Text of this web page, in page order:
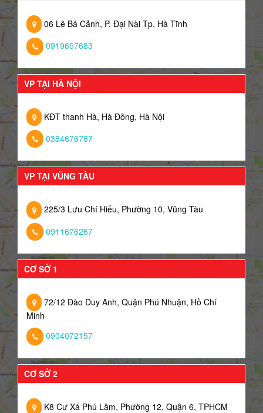
06 Lê Bá Cảnh, P. Đại Nài Tp. Hà Tĩnh
0919657683
VP TẠI HÀ NỘI
KĐT thanh Hà, Hà Đông, Hà Nội
0384676767
VP TẠI VŨNG TÀU
225/3 Lưu Chí Hiếu, Phường 10, Vũng Tàu
0911676267
CƠ SỞ 1
72/12 Đào Duy Anh, Quận Phú Nhuận, Hồ Chí
Minh
0904072157
CƠ SỞ 2
K8 Cư Xá Phú Lâm, Phường 12, Quận 6, TPHCM